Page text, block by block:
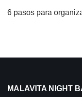
6 pasos para
MALAVITA NIGHT